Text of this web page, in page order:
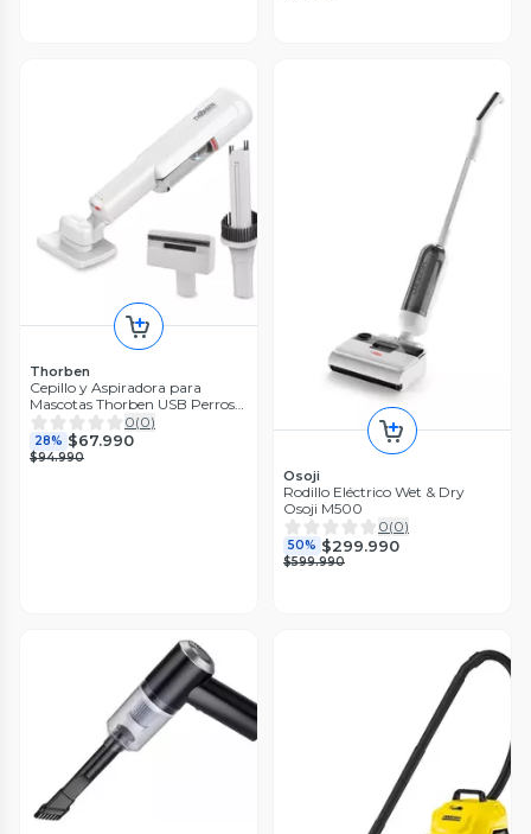
Thorben
Cepillo y Aspiradora para
Mascotas Thorben USB Perros
Gatos
0(0)
28% $67.990
$94.990
Osoji
Rodillo Eléctrico Wet & Dry
Osoji M500
0(0)
50% $299.990
$599.990